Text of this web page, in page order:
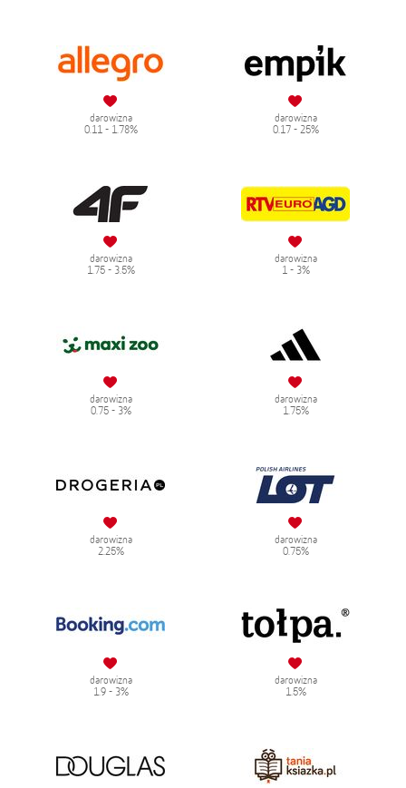
darowizna
0.11 - 1.78%
darowizna
0.17 - 25%
darowizna
1.75 - 3.5%
darowizna
1 - 3%
darowizna
0.75 - 3%
darowizna
1.75%
darowizna
2.25%
darowizna
0.75%
darowizna
1.9 - 3%
darowizna
1.5%